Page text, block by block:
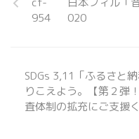
020
SDGs 3,11「ふるさと
りこえよう。【第２弾
査体制の拡充にご支援